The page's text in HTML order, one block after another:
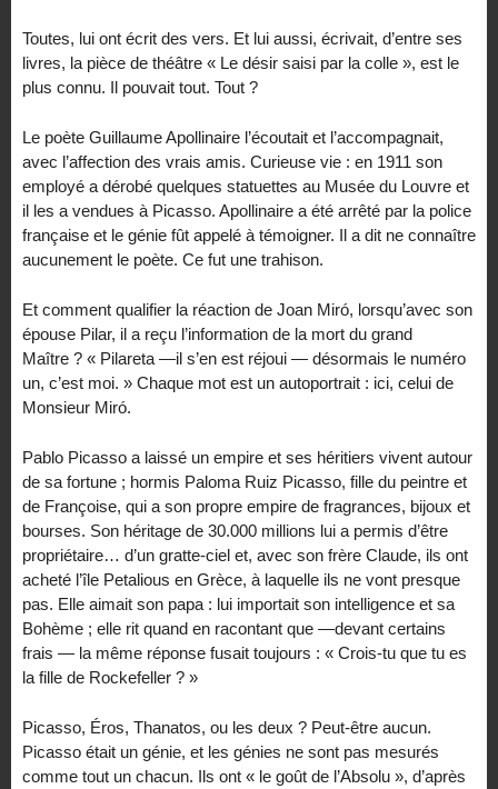
Toutes, lui ont écrit des vers. Et lui aussi, écrivait, d’entre ses
livres, la pièce de théâtre « Le désir saisi par la colle », est le
plus connu. Il pouvait tout. Tout ?
Le poète Guillaume Apollinaire l’écoutait et l’accompagnait,
avec l’affection des vrais amis. Curieuse vie : en 1911 son
employé a dérobé quelques statuettes au Musée du Louvre et
il les a vendues à Picasso. Apollinaire a été arrêté par la police
française et le génie fût appelé à témoigner. Il a dit ne connaître
aucunement le poète. Ce fut une trahison.
Et comment qualifier la réaction de Joan Miró, lorsqu’avec son
épouse Pilar, il a reçu l’information de la mort du grand
Maître ? « Pilareta —il s’en est réjoui — désormais le numéro
un, c’est moi. » Chaque mot est un autoportrait : ici, celui de
Monsieur Miró.
Pablo Picasso a laissé un empire et ses héritiers vivent autour
de sa fortune ; hormis Paloma Ruiz Picasso, fille du peintre et
de Françoise, qui a son propre empire de fragrances, bijoux et
bourses. Son héritage de 30.000 millions lui a permis d’être
propriétaire… d’un gratte-ciel et, avec son frère Claude, ils ont
acheté l’île Petalious en Grèce, à laquelle ils ne vont presque
pas. Elle aimait son papa : lui importait son intelligence et sa
Bohème ; elle rit quand en racontant que —devant certains
frais — la même réponse fusait toujours : « Crois-tu que tu es
la fille de Rockefeller ? »
Picasso, Éros, Thanatos, ou les deux ? Peut-être aucun.
Picasso était un génie, et les génies ne sont pas mesurés
comme tout un chacun. Ils ont « le goût de l’Absolu », d’après